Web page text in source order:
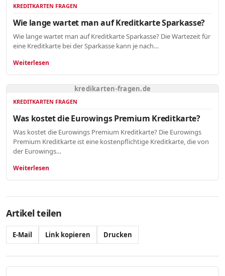
KREDITKARTEN FRAGEN
Wie lange wartet man auf Kreditkarte Sparkasse?
Wie lange wartet man auf Kreditkarte Sparkasse? Die Wartezeit für
eine Kreditkarte bei der Sparkasse kann je nach…
Weiterlesen
kredikarten-fragen.de
KREDITKARTEN FRAGEN
Was kostet die Eurowings Premium Kreditkarte?
Was kostet die Eurowings Premium Kreditkarte? Die Eurowings
Premium Kreditkarte ist eine kostenpflichtige Kreditkarte, die von
der Eurowings…
Weiterlesen
Artikel teilen
E-Mail Link kopieren Drucken